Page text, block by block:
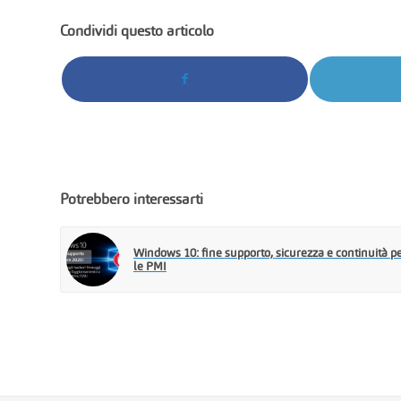
Condividi questo articolo
Potrebbero interessarti
Windows 10: fine supporto, sicurezza e continuità
le PMI